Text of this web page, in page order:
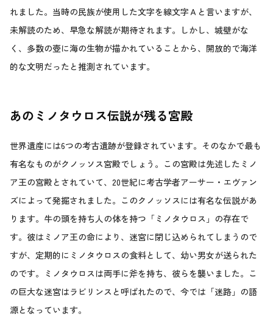
れました。当時の民族が使用した文字を線文字Ａと言いますが、
未解読のため、早急な解読が期待されます。しかし、城壁がな
く、多数の壺に海の生物が描かれていることから、開放的で海洋
的な文明だったと推測されています。
あのミノタウロス伝説が残る宮殿
世界遺産には6つの考古遺跡が登録されています。そのなかで最も
有名なものがクノッソス宮殿でしょう。この宮殿は先述したミノ
ア王の宮殿とされていて、20世紀に考古学者アーサー・エヴァン
ズによって発掘されました。このクノッソスには有名な伝説があ
ります。牛の頭を持ち人の体を持つ「ミノタウロス」の存在で
す。彼はミノア王の命により、迷宮に閉じ込められてしまうので
すが、定期的にミノタウロスの食料として、幼い男女が送られた
のです。ミノタウロスは両手に斧を持ち、彼らを襲いました。こ
の巨大な迷宮はラビリンスと呼ばれたので、今では「迷路」の語
源となっています。